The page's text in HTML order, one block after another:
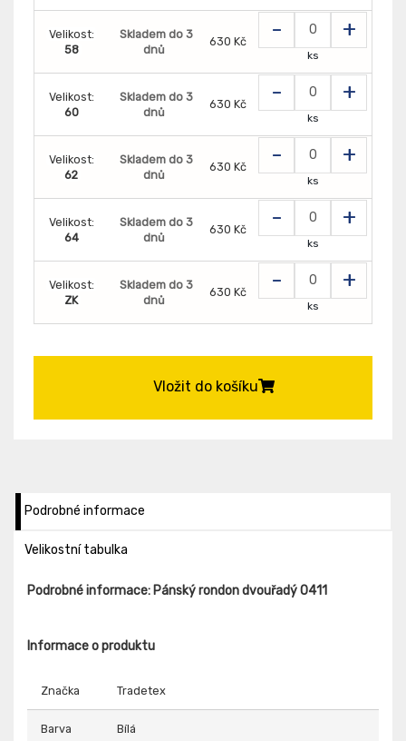
Velikost:
58
Skladem do 3
dnů
630 Kč - +
ks
Velikost:
60
Skladem do 3
dnů
630 Kč - +
ks
Velikost:
62
Skladem do 3
dnů
630 Kč - +
ks
Velikost:
64
Skladem do 3
dnů
630 Kč - +
ks
Velikost:
ZK
Skladem do 3
dnů
630 Kč - +
ks
Vložit do košíku
Podrobné informace
Velikostní tabulka
Podrobné informace: Pánský rondon dvouřadý 0411
Informace o produktu
Značka Tradetex
Barva Bílá